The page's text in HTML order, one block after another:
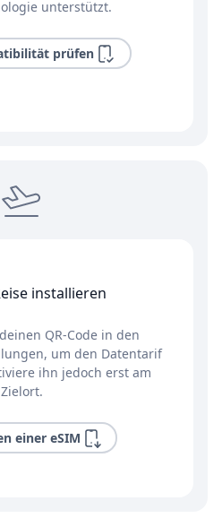
unterstützt.
prüfen
installieren
QR-Code in den
um den Datentarif
ihn jedoch erst am
Zielort.
einer eSIM